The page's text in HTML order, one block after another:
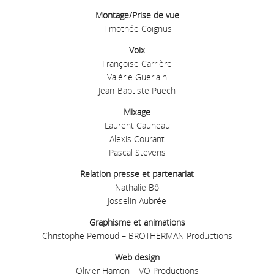
Montage/Prise de vue
Timothée Coignus
Voix
Françoise Carrière
Valérie Guerlain
Jean-Baptiste Puech
Mixage
Laurent Cauneau
Alexis Courant
Pascal Stevens
Relation presse et partenariat
Nathalie Bô
Josselin Aubrée
Graphisme et animations
Christophe Pernoud – BROTHERMAN Productions
Web design
Olivier Hamon – VO Productions